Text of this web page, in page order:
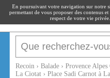
recoin.fr
Recoin › Balade › Provence
La Ciotat › Place Sadi Carnot à
En poursuivant votre navigation sur notre
permettant de vous proposer des contenus
respect de votre vie privée.